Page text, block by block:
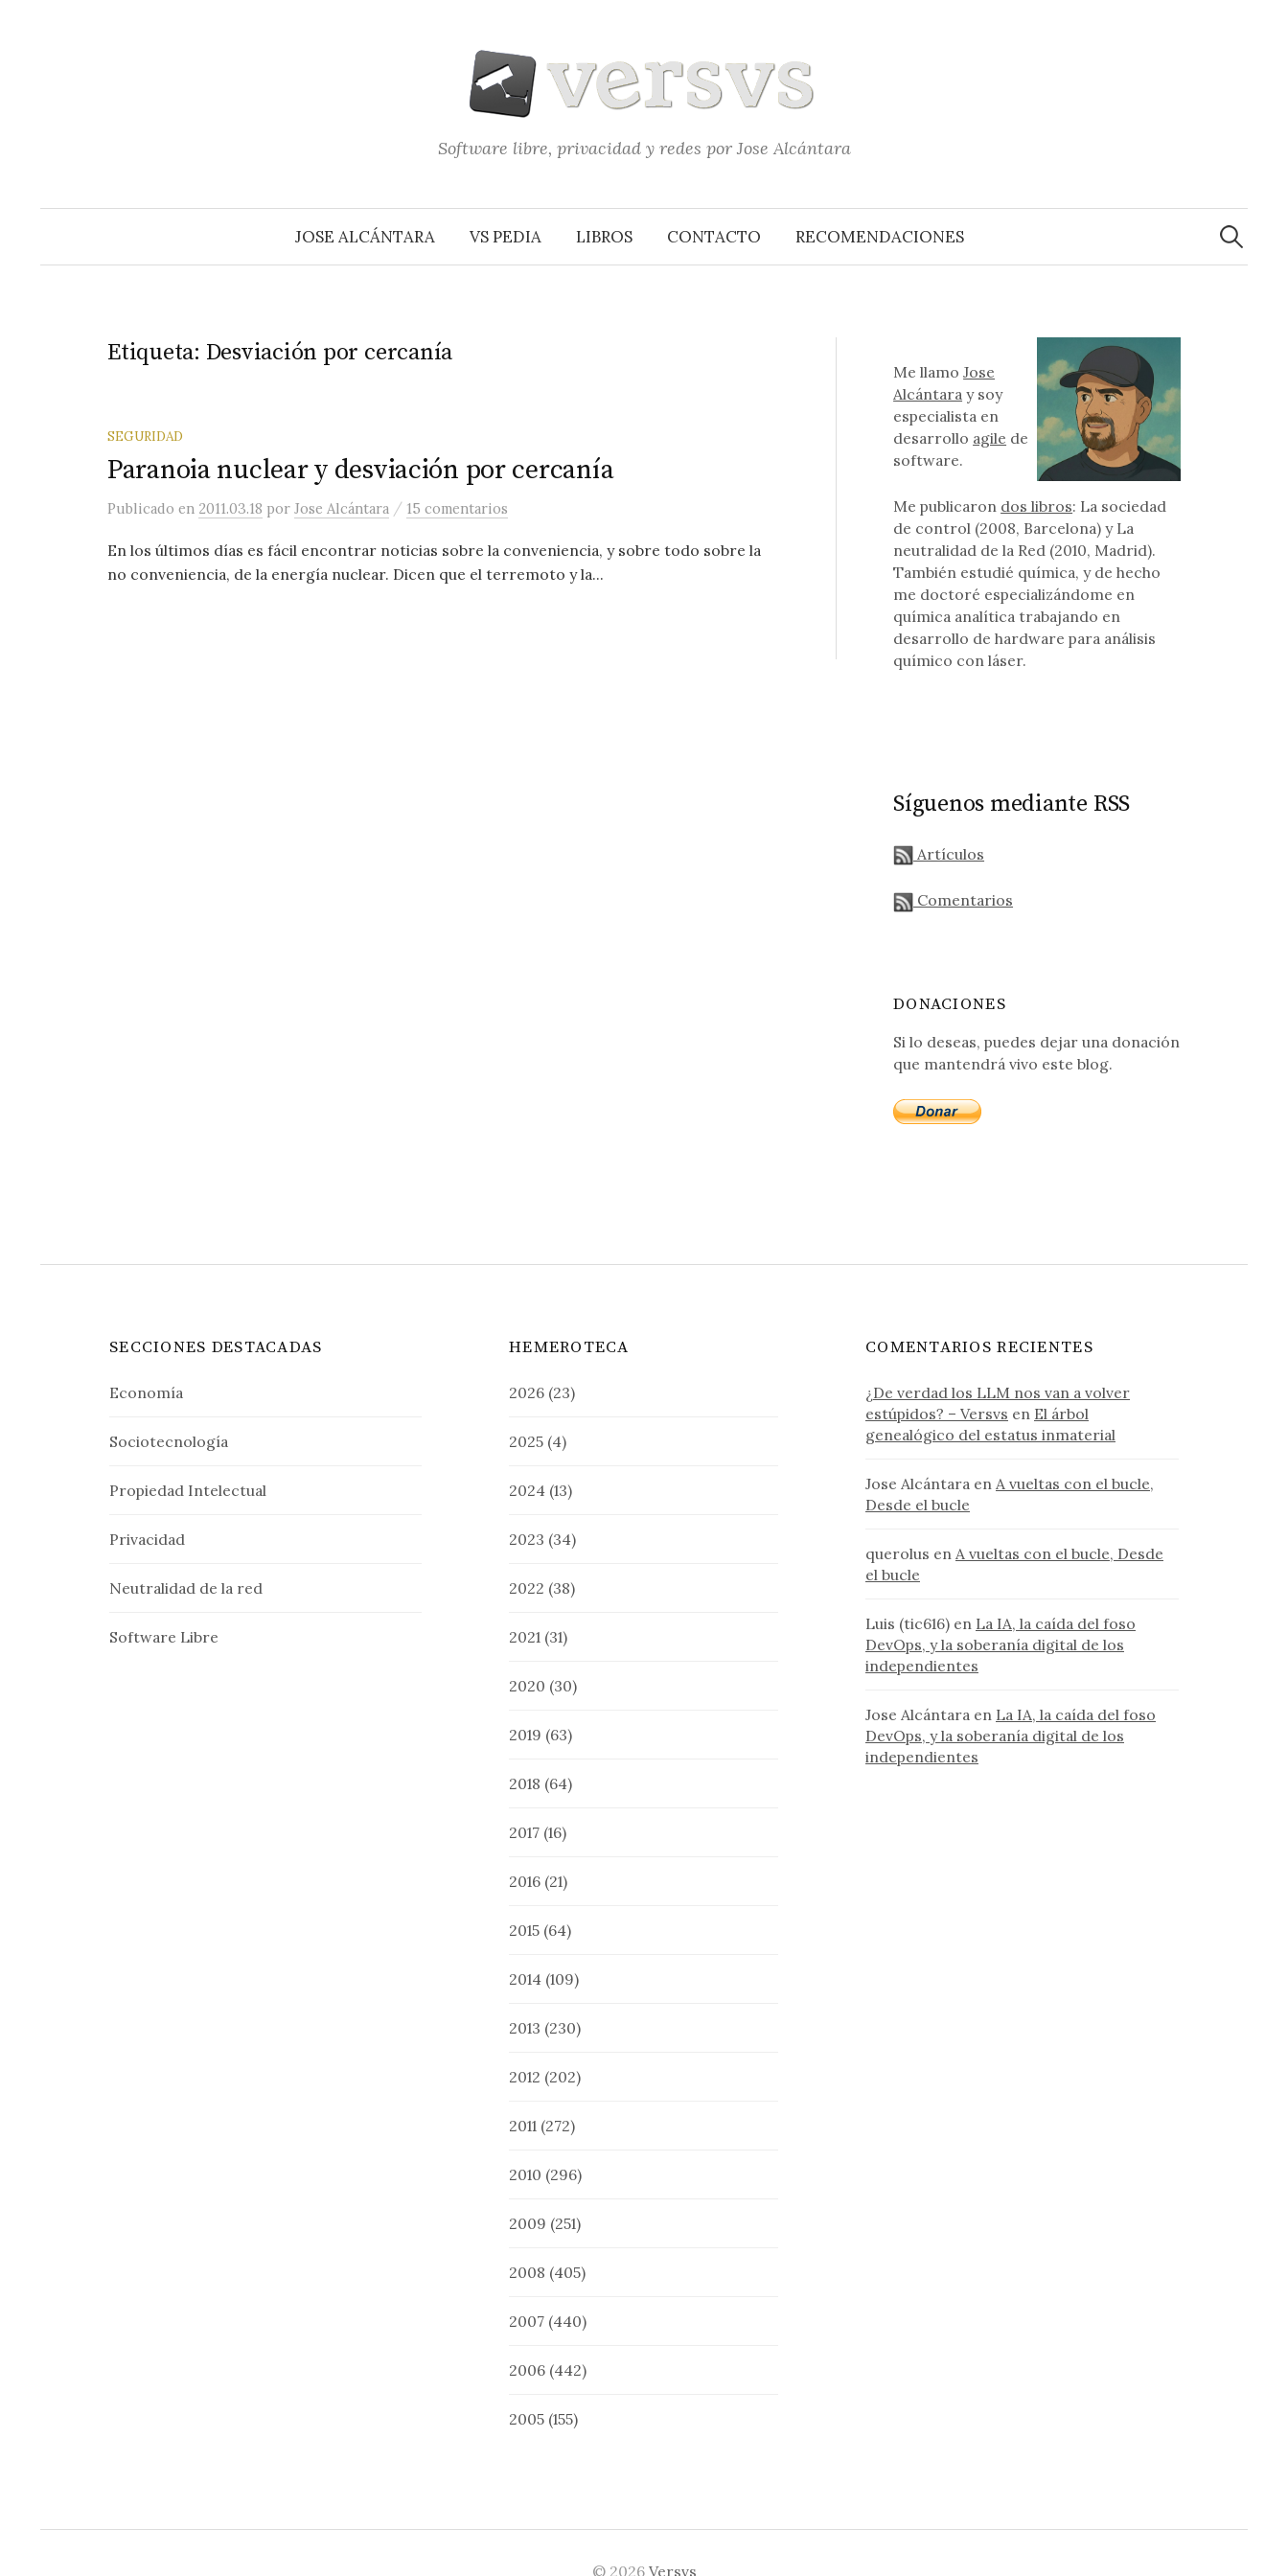
Software libre, privacidad y redes por Jose Alcántara
JOSE ALCÁNTARA VS PEDIA LIBROS CONTACTO RECOMENDACIONES
Buscar:
Etiqueta: Desviación por cercanía
SEGURIDAD
Paranoia nuclear y desviación por cercanía
Publicado en 2011.03.18 por Jose Alcántara / 15 comentarios
En los últimos días es fácil encontrar noticias sobre la conveniencia, y sobre todo sobre la
no conveniencia, de la energía nuclear. Dicen que el terremoto y la...
Me llamoJose
Alcántara y soy
especialista en
desarrollo agile de
software.
Me publicaron dos libros: La sociedad
de control (2008, Barcelona) y La
neutralidad de la Red (2010, Madrid).
También estudié química, y de hecho
me doctoré especializándome en
química analítica trabajando en
desarrollo de hardware para análisis
químico con láser.
Síguenos mediante RSS
Artículos
Comentarios
DONACIONES
Si lo deseas, puedes dejar una donación
que mantendrá vivo este blog.
SECCIONES DESTACADAS
Economía
Sociotecnología
Propiedad Intelectual
Privacidad
Neutralidad de la red
Software Libre
HEMEROTECA
2026 (23)
2025 (4)
2024 (13)
2023 (34)
2022 (38)
2021 (31)
2020 (30)
2019 (63)
2018 (64)
2017 (16)
2016 (21)
2015 (64)
2014 (109)
2013 (230)
2012 (202)
2011 (272)
2010 (296)
2009 (251)
2008 (405)
2007 (440)
2006 (442)
2005 (155)
COMENTARIOS RECIENTES
¿De verdad los LLM nos van a volver
estúpidos? – Versvs en El árbol
genealógico del estatus inmaterial
Jose Alcántara en A vueltas con el bucle,
Desde el bucle
querolus en A vueltas con el bucle, Desde
el bucle
Luis (tic616) en La IA, la caída del foso
DevOps, y la soberanía digital de los
independientes
Jose Alcántara en La IA, la caída del foso
DevOps, y la soberanía digital de los
independientes
© 2026 Versvs